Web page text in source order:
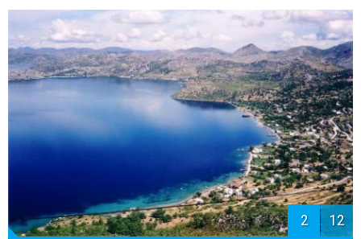
2 12